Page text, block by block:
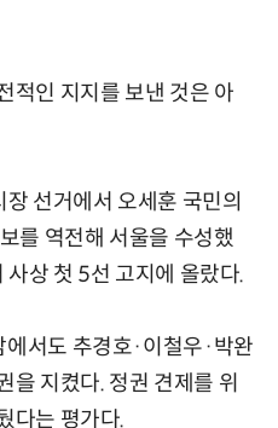
적인 지지를 보낸 것은 아
선거에서 오세훈 국민의
를 역전해 서울을 수성했
상 첫 5선 고지에 올랐다.
서도 추경호·이철우·박완
을 지켰다. 정권 견제를 위
다는 평가다.